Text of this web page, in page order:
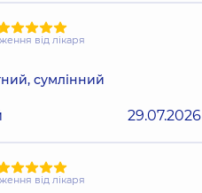
від лікаря
сумлінний
29.07.2026
від лікаря